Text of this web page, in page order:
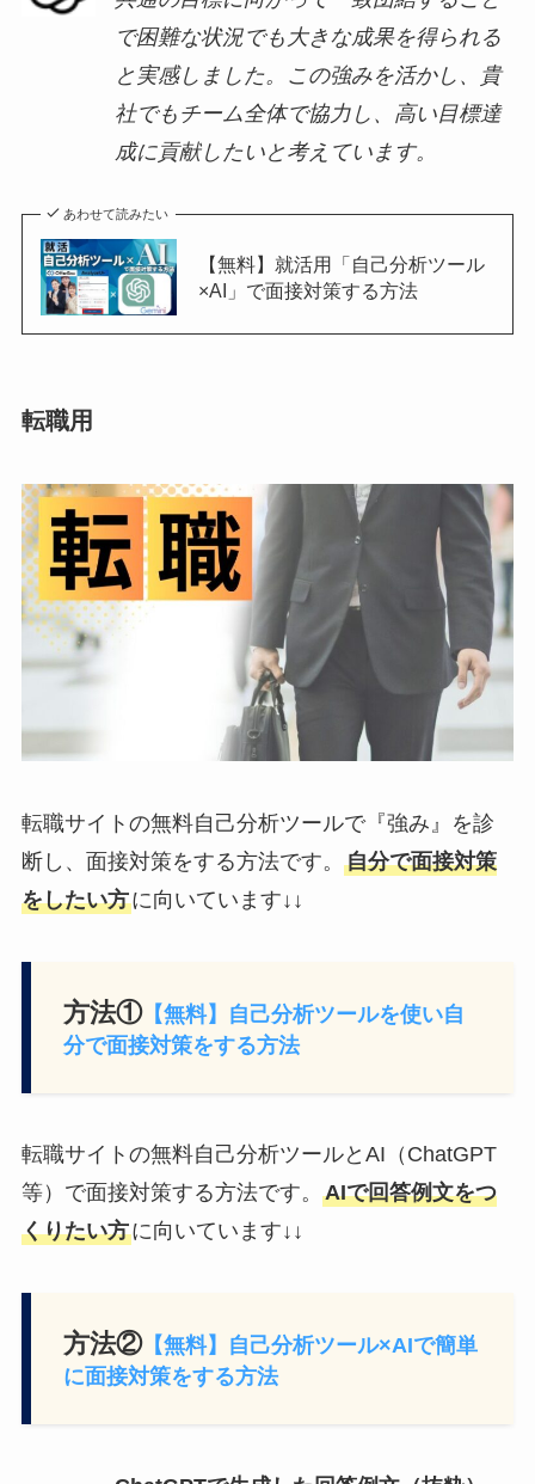
で困難な状況でも大きな成果を得られる
と実感しました。この強みを活かし、貴
社でもチーム全体で協力し、高い目標達
成に貢献したいと考えています。
あわせて読みたい
【無料】就活用「自己分析ツール
×AI」で面接対策する方法
転職用
転職サイトの無料自己分析ツールで『強み』を診
断し、面接対策をする方法です。 自分で面接対策
をしたい方に向いています↓↓
方法①【無料】自己分析ツールを使い自
分で面接対策をする方法
転職サイトの無料自己分析ツールとAI（ChatGPT
等）で面接対策する方法です。 AIで回答例文をつ
くりたい方に向いています↓↓
方法②【無料】自己分析ツール×AIで簡単
に面接対策をする方法